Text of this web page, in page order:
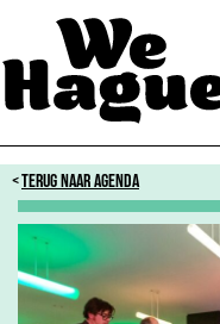
TERUG NAAR AGENDA